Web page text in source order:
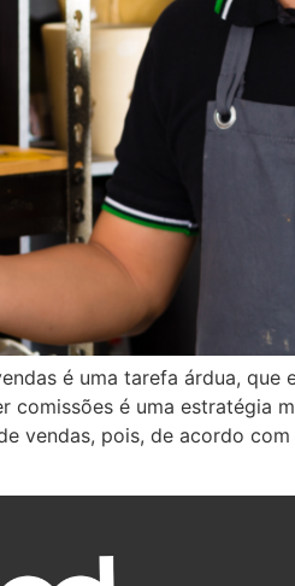
é uma tarefa árdua,
comissões é uma estratégia
vendas, pois, de acordo